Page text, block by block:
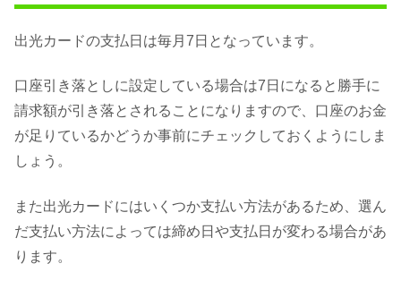
出光カードの支払日は毎月7日となっています。
口座引き落としに設定している場合は7日になると勝手に
請求額が引き落とされることになりますので、口座のお金
が足りているかどうか事前にチェックしておくようにしま
しょう。
また出光カードにはいくつか支払い方法があるため、選ん
だ支払い方法によっては締め日や支払日が変わる場合があ
ります。